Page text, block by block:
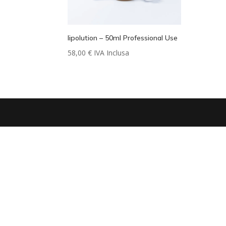
lipolution – 50ml Professional Use
58,00€ IVA Inclusa